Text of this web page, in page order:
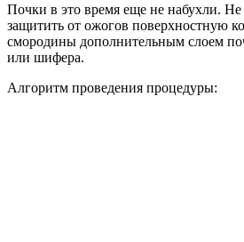
Почки в это время еще не набухли.
защитить от ожогов поверхностную
смородины дополнительным слоем
или шифера.
Алгоритм проведения процедуры: